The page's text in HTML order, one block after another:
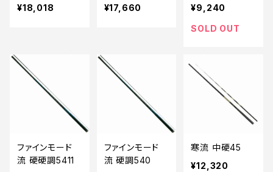
¥18,018
¥17,660
¥9,240
SOLD OUT
ファインモード
流 硬硬調5411
ファインモード
流 硬調540
寒流 中硬45
¥12,320